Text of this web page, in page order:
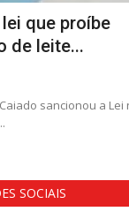
que proíbe
de leite...
sancionou a Lei
SOCIAIS